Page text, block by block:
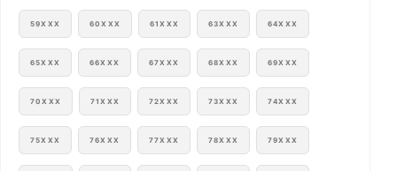
59XXX 60XXX 61XXX 63XXX 64XXX
65XXX 66XXX 67XXX 68XXX 69XXX
70XXX 71XXX 72XXX 73XXX 74XXX
75XXX 76XXX 77XXX 78XXX 79XXX